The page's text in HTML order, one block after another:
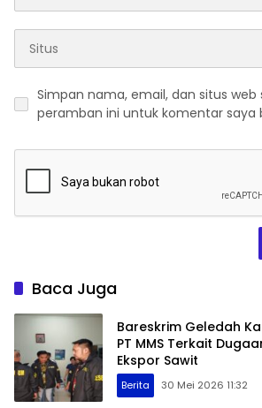
Simpan nama, email, dan situs web
peramban ini untuk komentar saya
Baca Juga
Bareskrim Geledah
PT MMS Terkait
Ekspor Sawit
Berita 30 Mei 2026 11:32